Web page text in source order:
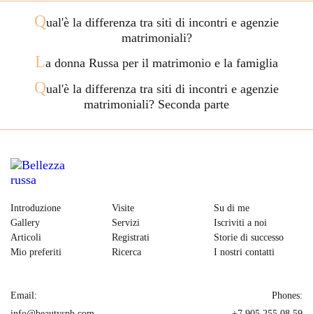
Qual'è la differenza tra siti di incontri e agenzie
matrimoniali?
La donna Russa per il matrimonio e la famiglia
Qual'è la differenza tra siti di incontri e agenzie
matrimoniali? Seconda parte
Introduzione
Gallery
Articoli
Mio preferiti
Visite
Servizi
Registrati
Ricerca
Su di me
Iscriviti a noi
Storie di successo
I nostri contatti
Email:
Phones: